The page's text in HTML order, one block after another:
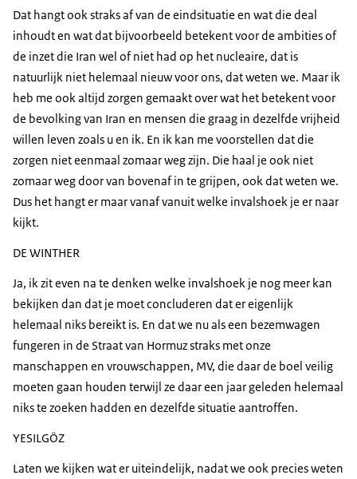
Dat hangt ook straks af van de eindsituatie en wat die deal
inhoudt en wat dat bijvoorbeeld betekent voor de ambities of
de inzet die Iran wel of niet had op het nucleaire, dat is
natuurlijk niet helemaal nieuw voor ons, dat weten we. Maar ik
heb me ook altijd zorgen gemaakt over wat het betekent voor
de bevolking van Iran en mensen die graag in dezelfde vrijheid
willen leven zoals u en ik. En ik kan me voorstellen dat die
zorgen niet eenmaal zomaar weg zijn. Die haal je ook niet
zomaar weg door van bovenaf in te grijpen, ook dat weten we.
Dus het hangt er maar vanaf vanuit welke invalshoek je er naar
kijkt.
DE WINTHER
Ja, ik zit even na te denken welke invalshoek je nog meer kan
bekijken dan dat je moet concluderen dat er eigenlijk
helemaal niks bereikt is. En dat we nu als een bezemwagen
fungeren in de Straat van Hormuz straks met onze
manschappen en vrouwschappen, MV, die daar de boel veilig
moeten gaan houden terwijl ze daar een jaar geleden helemaal
niks te zoeken hadden en dezelfde situatie aantroffen.
YESILGÖZ
Laten we kijken wat er uiteindelijk, nadat we ook precies weten